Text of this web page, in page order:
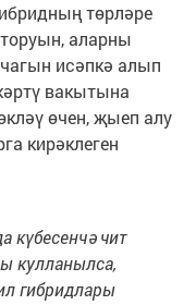
төрләре
аларны
исәпкә алып
вакытына
өчен, җыеп алу
кирәклеген
күбесенчә чит
кулланылса,
гиб­ридлары